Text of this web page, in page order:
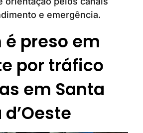
e emergência.
é preso em
por tráfico
em Santa